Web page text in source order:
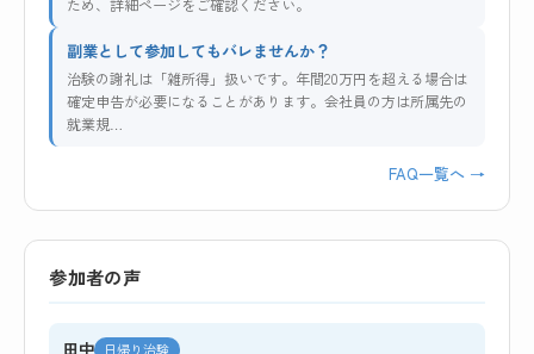
ため、詳細ページをご確認ください。
副業として参加してもバレませんか？
治験の謝礼は「雑所得」扱いです。年間20万円を超える場合は
確定申告が必要になることがあります。会社員の方は所属先の
就業規…
FAQ一覧へ →
参加者の声
田中 日帰り治験